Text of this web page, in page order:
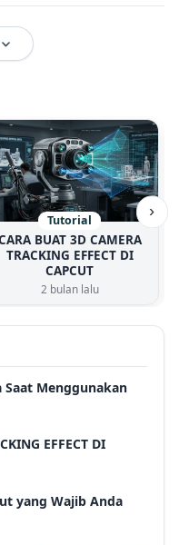
Tutorial
BUAT 3D CAMERA
TRACKING EFFECT DI
CAPCUT
2 bulan lalu
›
Menggunakan
EFFECT DI
yang Wajib Anda